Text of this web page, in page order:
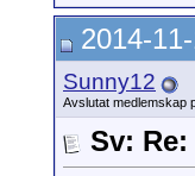
2014-
Sunny12
Avslutat medlemskap
Sv: